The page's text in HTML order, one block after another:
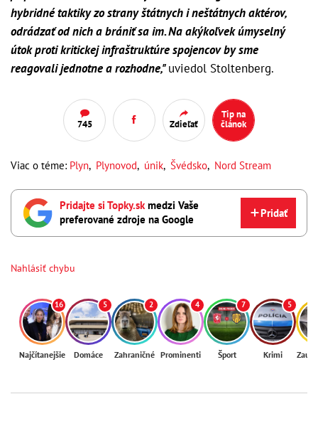
hybridné taktiky zo strany štátnych i neštátnych aktérov,
odrádzať od nich a brániť sa im. Na akýkoľvek úmyselný
útok proti kritickej infraštruktúre spojencov by sme
reagovali jednotne a rozhodne,"uviedol Stoltenberg.
745 Zdieľať
Tip na
článok
Viac o téme: Plyn, Plynovod, únik, Švédsko, Nord Stream
Pridajte si Topky.skmedzi Vaše
preferované zdroje na Google
Pridať
Nahlásiť chybu
16
Najčítanejšie
5
Domáce
2
Zahraničné
4
Prominenti
7
Šport
5
Krimi